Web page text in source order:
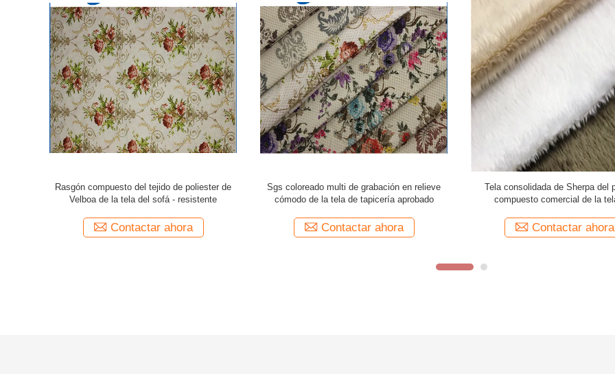
y suave
Altura compuesta de la pila de la tela 1~5m m
de la microfibra de Velboa para el sofá
Contactar ahora
Tejido de poliester rosado de Velboa de la tela
del terciopelo de la quemadura para la materia
Contactar ahora
Tela compuesta cómoda del
tapicería de la tela por
Contactar